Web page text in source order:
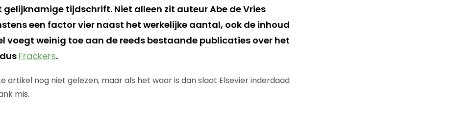
gelijknamige tijdschrift. Niet alleen zit auteur Abe de Vries
een factor vier naast het werkelijke aantal, ook de inhoud
voegt weinig toe aan de reeds bestaande publicaties over het
Frackers.
artikel nog niet gelezen, maar als het waar is dan slaat Elsevier inderdaad
mis.